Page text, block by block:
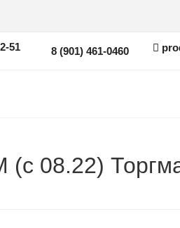
51 8 (901) 461-0460
08.22)